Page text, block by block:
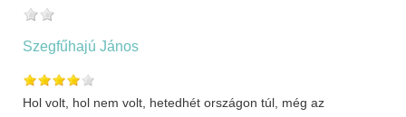
Szegfűhajú János
Hol volt, hol nem volt, hetedhét országon túl, még az